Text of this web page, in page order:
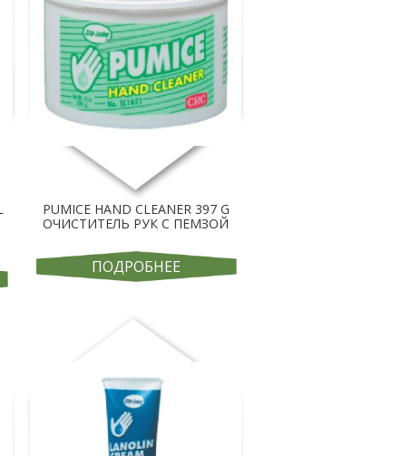
PUMICE HAND CLEANER 397 G
ОЧИСТИТЕЛЬ РУК С ПЕМЗОЙ
ПОДРОБНЕЕ